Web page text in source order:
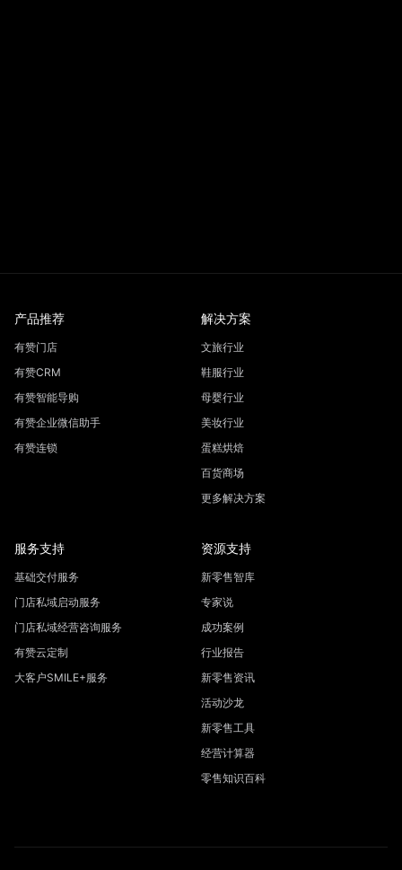
产品推荐
有赞门店
有赞CRM
有赞智能导购
有赞企业微信助手
有赞连锁
解决方案
文旅行业
鞋服行业
母婴行业
美妆行业
蛋糕烘焙
百货商场
更多解决方案
服务支持
基础交付服务
门店私域启动服务
门店私域经营咨询服务
有赞云定制
大客户SMILE+服务
资源支持
新零售智库
专家说
成功案例
行业报告
新零售资讯
活动沙龙
新零售工具
经营计算器
零售知识百科